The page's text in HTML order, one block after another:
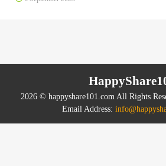
2026 © happyshare101.com All Rights
Email Address: